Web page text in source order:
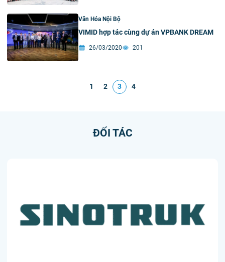
Văn Hóa Nội Bộ
VIMID hợp tác cùng dự án VPBANK DREAM
26/03/2020 201
1 2 3 4
ĐỐI TÁC